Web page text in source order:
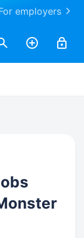
employers